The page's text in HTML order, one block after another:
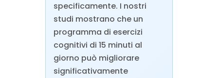
specificamente. I nostri
studi mostrano che un
programma di esercizi
cognitivi di 15 minuti al
giorno può migliorare
significativamente